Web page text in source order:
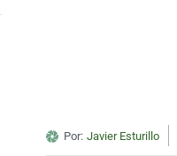
Por: Javier Esturillo